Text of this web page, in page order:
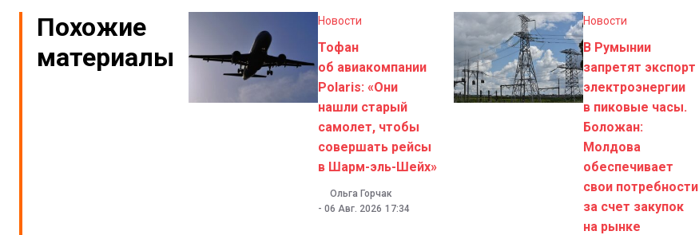
Похожие
материалы
Новости
Тофан
об авиакомпании
Polaris: «Они
нашли старый
самолет, чтобы
совершать рейсы
в Шарм-эль-Шейх»
Ольга Горчак
- 06 Авг. 2026 17:34
Новости
В Румынии
запретят экспорт
электроэнергии
в пиковые часы.
Боложан:
Молдова
обеспечивает
свои потребности
за счет закупок
на рынке